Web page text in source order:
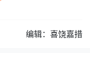
编辑：喜饶嘉措